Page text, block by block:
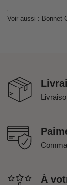
Voir aussi : Bonnet
À